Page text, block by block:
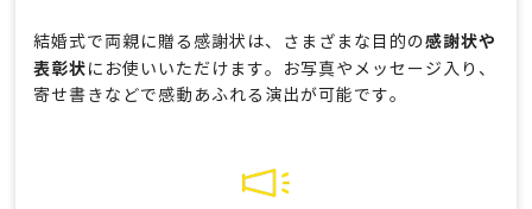
結婚式で両親に贈る感謝状は、さまざまな目的の感謝状や
表彰状にお使いいただけます。お写真やメッセージ入り、
寄せ書きなどで感動あふれる演出が可能です。